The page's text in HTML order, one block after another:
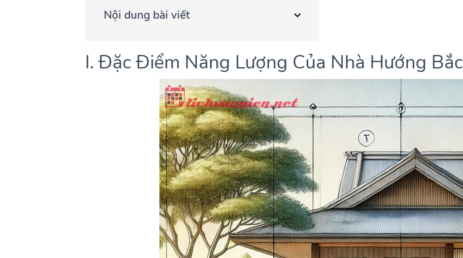
Nội dung bài viết
I. Đặc Điểm Năng Lượng Của Nhà Hướng Bắc